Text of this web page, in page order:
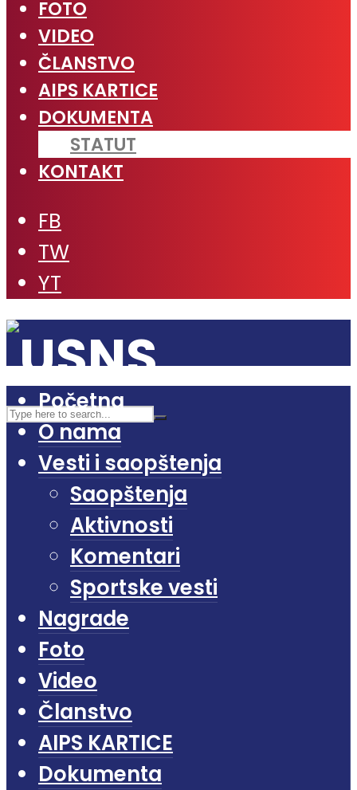
FOTO
VIDEO
ČLANSTVO
AIPS KARTICE
DOKUMENTA
STATUT
KONTAKT
FB
TW
YT
Početna
O nama
Vesti i saopštenja
Saopštenja
Aktivnosti
Komentari
Sportske vesti
Nagrade
Foto
Video
Članstvo
AIPS KARTICE
Dokumenta